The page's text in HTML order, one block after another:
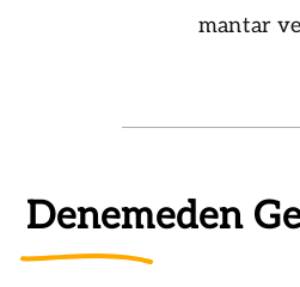
mantar
Denemeden